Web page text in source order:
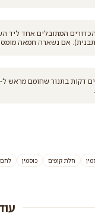
המתובלים אחד ליד
אם נשארה חמאה
חלת קופים כוסמין לחם